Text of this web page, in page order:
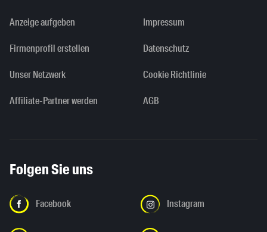
Anzeige aufgeben
Firmenprofil erstellen
Unser Netzwerk
Affiliate-Partner werden
Impressum
Datenschutz
Cookie Richtlinie
AGB
Folgen Sie uns
Facebook Instagram